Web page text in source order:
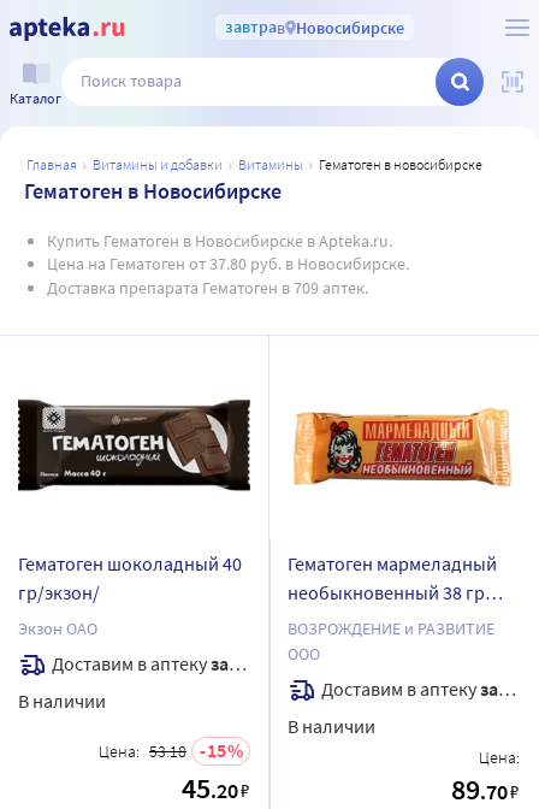
завтрав Новосибирске
Каталог
главная витамины и добавки витамины гематоген в новосибирске
Гематоген в Новосибирске
Купить Гематоген в Новосибирске в Apteka.ru.
Цена на Гематоген от 37.80 руб. в Новосибирске.
Доставка препарата Гематоген в 709 аптек.
Гематоген шоколадный 40
гр/экзон/
Экзон ОАО
Доставим в аптекузавтра
В наличии
Цена: 53.18 15
45.20₽
Гематоген мармеладный
необыкновенный 38 гр
плитка
ВОЗРОЖДЕНИЕ и РАЗВИТИЕ
ООО
Доставим в аптекузавтра
В наличии
Цена:
89.70₽